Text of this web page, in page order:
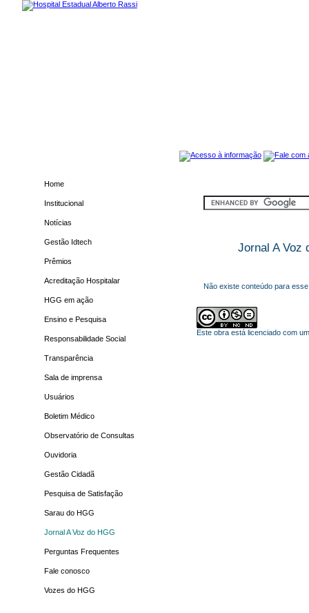
Home
Institucional
Notícias
Gestão Idtech
Prêmios
Acreditação Hospitalar
HGG em ação
Ensino e Pesquisa
Responsabilidade Social
Transparência
Sala de imprensa
Usuários
Boletim Médico
Observatório de Consultas
Ouvidoria
Gestão Cidadã
Pesquisa de Satisfação
Sarau do HGG
Jornal A Voz do HGG
Perguntas Frequentes
Fale conosco
Vozes do HGG
Jornal A Voz
Não existe conteúdo para
Este obra está licenciado com